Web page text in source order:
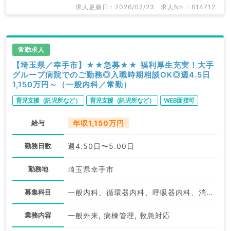
関求人はもちろんのこと、
求人内容の詳細等はお気軽にお問合せ下さい。
求人更新日 : 2026/07/23 求人No. : 614712
常勤求人
【埼玉県／幸手市】★★急募★★ 福利厚生充実！大手
グループ病院でのご勤務◎入職時期相談OK◎週4.5日
1,150万円～（一般内科／常勤）
育児支援（託児所など） 育児支援（託児所など） WEB面接可
給与 年収1,150万円
勤務日数 週4.50日〜5.00日
勤務地 埼玉県幸手市
募集科目 一般内科、循環器内科、呼吸器内科、消化器内科、内分泌・代謝内科
業務内容 一般外来, 病棟管理, 救急対応